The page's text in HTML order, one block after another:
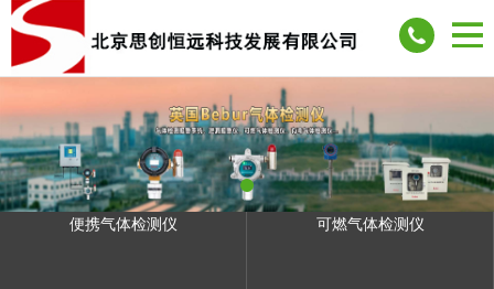
便携气体检测仪 可燃气体检测仪